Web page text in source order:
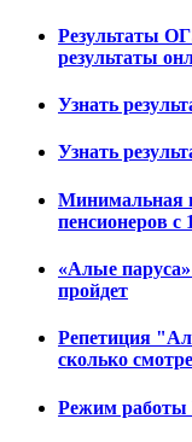
Результаты
результаты
Узнать
Узнать
Минимальная
пенсионеров с
«Алые
пройдет
Репетиция
сколько
Режим работы